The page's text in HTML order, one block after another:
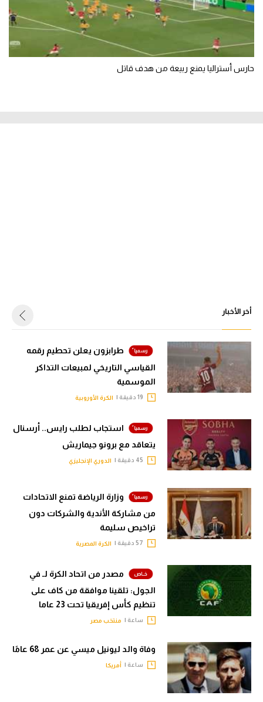
حارس أستراليا يمنع ربيعة من هدف قاتل
أخر الأخبار
طرابزون يعلن تحطيم رقمه
القياسي التاريخي لمبيعات التذاكر
الموسمية
الكرة الأوروبية
استجاب لطلب رايس.. أرسنال
يتعاقد مع برونو جيماريش
الدوري الإنجليزي
وزارة الرياضة تمنع الاتحادات
من مشاركة الأندية والشركات دون
تراخيص سليمة
الكرة المصرية
مصدر من اتحاد الكرة لـ في
الجول: تلقينا موافقة من كاف على
تنظيم كأس إفريقيا تحت 23 عاما
ساعة | منتخب مصر
وفاة والد ليونيل ميسي عن عمر 68 عامًا
ساعة | أمريكا